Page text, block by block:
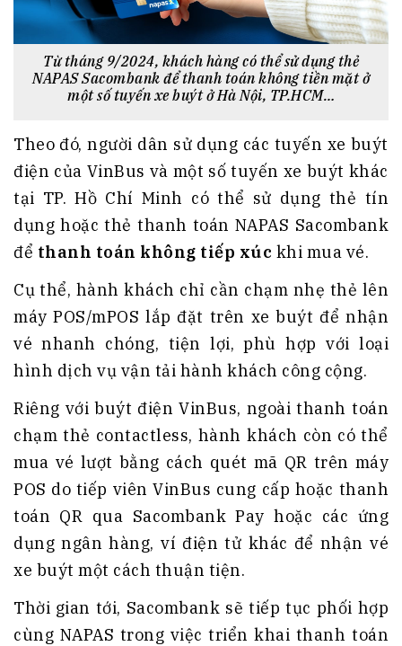
Từ tháng 9/2024, khách hàng có thể sử dụng thẻ
NAPAS Sacombank để thanh toán không tiền mặt ở
một số tuyến xe buýt ở Hà Nội, TP.HCM…
Theo đó, người dân sử dụng các tuyến xe buýt
điện của VinBus và một số tuyến xe buýt khác
tại TP. Hồ Chí Minh có thể sử dụng thẻ tín
dụng hoặc thẻ thanh toán NAPAS Sacombank
để thanh toán không tiếp xúc khi mua vé.
Cụ thể, hành khách chỉ cần chạm nhẹ thẻ lên
máy POS/mPOS lắp đặt trên xe buýt để nhận
vé nhanh chóng, tiện lợi, phù hợp với loại
hình dịch vụ vận tải hành khách công cộng.
Riêng với buýt điện VinBus, ngoài thanh toán
chạm thẻ contactless, hành khách còn có thể
mua vé lượt bằng cách quét mã QR trên máy
POS do tiếp viên VinBus cung cấp hoặc thanh
toán QR qua Sacombank Pay hoặc các ứng
dụng ngân hàng, ví điện tử khác để nhận vé
xe buýt một cách thuận tiện.
Thời gian tới, Sacombank sẽ tiếp tục phối hợp
cùng NAPAS trong việc triển khai thanh toán